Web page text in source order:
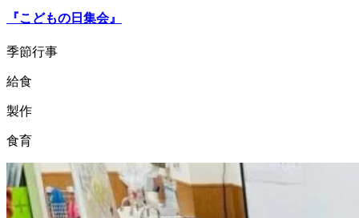
『こどもの日集会』
季節行事
給食
製作
食育